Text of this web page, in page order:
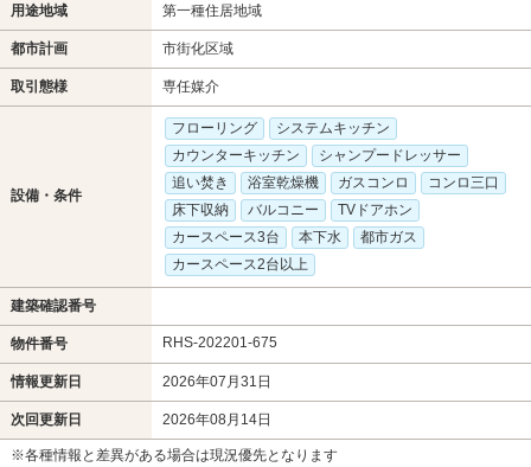
用途地域 第一種住居地域
都市計画 市街化区域
取引態様 専任媒介
設備・条件
フローリング
システムキッチン
カウンターキッチン
シャンプードレッサー
追い焚き
浴室乾燥機 ガスコンロ
コンロ三口
床下収納
バルコニー
TVドアホン
カースペース3台
本下水
都市ガス
カースペース2台以上
建築確認番号
物件番号 RHS-202201-675
情報更新日 2026年07月31日
次回更新日 2026年08月14日
※各種情報と差異がある場合は現況優先となります